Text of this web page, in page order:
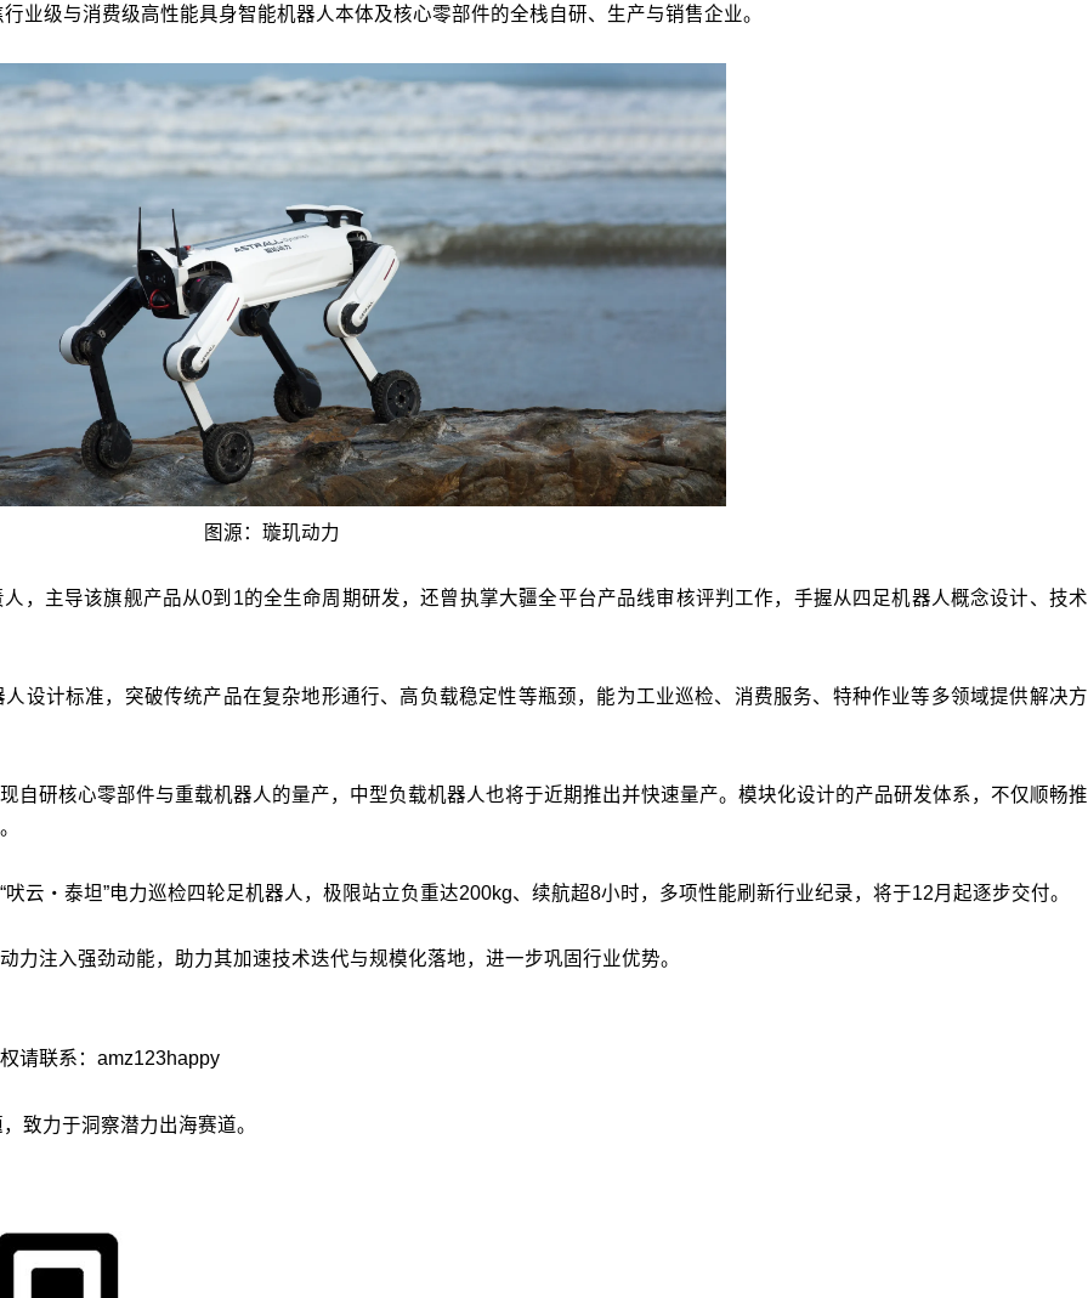
业级与消费级高性能具身智能机器人本体及核心零部件的全栈自研、生产与销售企业。
图源：璇玑动力
，主导该旗舰产品从0到1的全生命周期研发，还曾执掌大疆全平台产品线审核评判工作，手握从四足机器人概念设计、技术
设计标准，突破传统产品在复杂地形通行、高负载稳定性等瓶颈，能为工业巡检、消费服务、特种作业等多领域提供解决方
自研核心零部件与重载机器人的量产，中型负载机器人也将于近期推出并快速量产。模块化设计的产品研发体系，不仅顺畅推
云・泰坦”电力巡检四轮足机器人，极限站立负重达200kg、续航超8小时，多项性能刷新行业纪录，将于12月起逐步交付。
注入强劲动能，助力其加速技术迭代与规模化落地，进一步巩固行业优势。
请联系：amz123happy
致力于洞察潜力出海赛道。